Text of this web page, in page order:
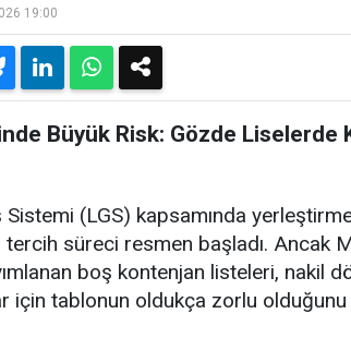
19:00
Büyük Risk: Gözde
(LGS) kapsamında yerleştirme
süreci resmen başladı. Ancak
boş kontenjan listeleri, nakil
için tablonun oldukça zorlu